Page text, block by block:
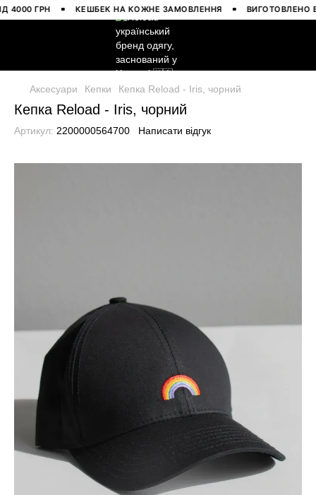
ГРН КЕШБЕК НА КОЖНЕ ЗАМОВЛЕННЯ ВИГОТОВЛЕНО В
Аксесуари Кепки Кепка Reload - Iris, чорний
Кепка Reload - Iris, чорний
Артикул: 2200000564700 Написати відгук